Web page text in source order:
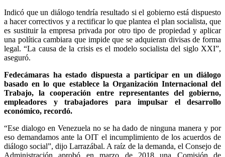
Indicó que un diálogo tendría resultado si el gobierno está dispuesto
a hacer correctivos y a rectificar lo que plantea el plan socialista, que
es sustituir la empresa privada por otro tipo de propiedad y aplicar
una política cambiara que impide que se adquieran divisas de forma
legal. “La causa de la crisis es el modelo socialista del siglo XXI”,
aseguró.
Fedecámaras ha estado dispuesta a participar en un diálogo
basado en lo que establece la Organización Internacional del
Trabajo, la cooperación entre representantes del gobierno,
empleadores y trabajadores para impulsar el desarrollo
económico, recordó.
“Ese dialogo en Venezuela no se ha dado de ninguna manera y por
eso demandamos ante la OIT el incumplimiento de los acuerdos de
diálogo social”, dijo Larrazábal. A raíz de la demanda, el Consejo de
Administración aprobó en marzo de 2018 una Comisión de